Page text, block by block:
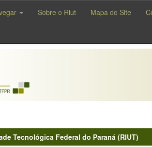
Sobre o Riut Mapa do Site
Tecnológica Federal do Paraná (RIUT)